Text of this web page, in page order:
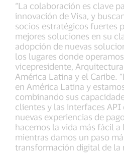
“La colaboración es clave
innovación de Visa, y
socios estratégicos fuertes
mejores soluciones en su
adopción de nuevas
los lugares donde
vicepresidente,
América Latina y el Caribe.
en América Latina y
combinando sus
clientes y las interfaces API
nuevas experiencias de
hacemos la vida más fácil
mientras damos un paso
transformación digital de la